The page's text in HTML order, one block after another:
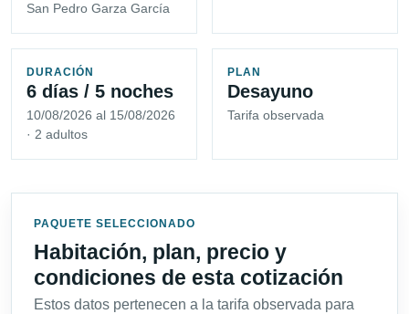
San Pedro Garza García
DURACIÓN
6 días / 5 noches
10/08/2026 al 15/08/2026
· 2 adultos
PLAN
Desayuno
Tarifa observada
PAQUETE SELECCIONADO
Habitación, plan, precio y
condiciones de esta cotización
Estos datos pertenecen a la tarifa observada para